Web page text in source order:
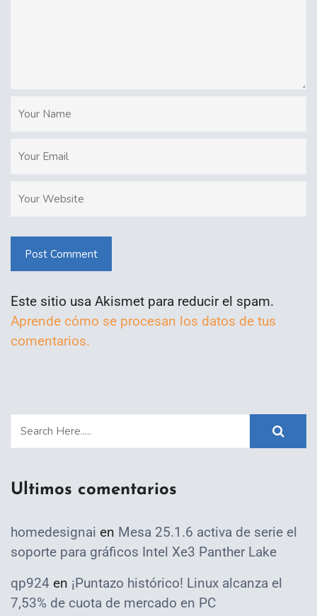
Post Comment
Este sitio usa Akismet para reducir el spam.
Aprende cómo se procesan los datos de tus
comentarios.
Ultimos comentarios
homedesignai en Mesa 25.1.6 activa de serie el
soporte para gráficos Intel Xe3 Panther Lake
qp924 en ¡Puntazo histórico! Linux alcanza el
7,53% de cuota de mercado en PC